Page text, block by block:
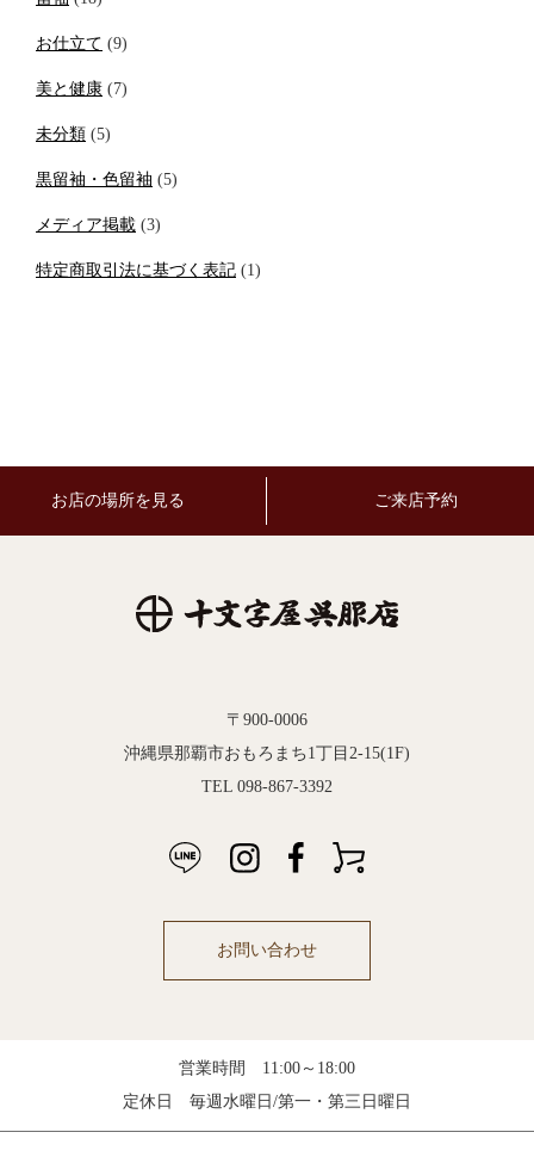
お仕立て (9)
美と健康 (7)
未分類 (5)
黒留袖・色留袖 (5)
メディア掲載 (3)
特定商取引法に基づく表記 (1)
お店の場所を見る ご来店予約
〒900-0006
沖縄県那覇市おもろまち1丁目2-15(1F)
TEL 098-867-3392
お問い合わせ
営業時間 11:00～18:00
定休日 毎週水曜日/第一・第三日曜日